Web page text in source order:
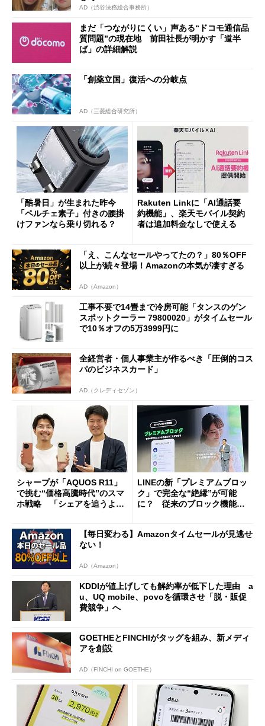
AD（渋谷法務総合事務所）
まだ「つながりにくい」声ある“ドコモ通信品
質問題”の現在地 前田社長が明かす「道半
ば」の詳細解説
「創薬立国」復活への分岐点
AD（三菱総合研究所）
「酷暑日」が生まれた昨今
「ペルチェ素子」付きの腰掛
けファンなら乗り切れる？
Rakuten Linkに「AI通話要
約機能」、楽天モバイル契約
者は追加料金なしで使える
「え、こんなセールやってたの？」80％OFF
以上が続々登場！Amazonの本気が凄すぎる
AD（Amazon）
工事不要で14畳まで冷房可能「タンスのゲン
スポットクーラー 79800020」がタイムセール
で10％オフの5万3999円に
全経営者・個人事業主が作るべき「圧倒的コス
パのビジネスカード」
AD（クレディセゾン）
シャープが「AQUOS R11」
で挑む“価格高騰時代”のスマ
ホ戦略 「シェアを追うより
LINEの新「プレミアムブロッ
ク」で完全な“絶縁”が可能
に？ 従来のブロック機能と
【毎日変わる】Amazonタイムセールが見逃せ
ない！
AD（Amazon）
KDDIが値上げしても解約率が低下した理由 a
u、UQ mobile、povoを循環させ「脱・販促
費競争」へ
GOETHEとFINCHIがタッグを組み、新メディ
アを創設
AD（FINCHI on GOETHE）